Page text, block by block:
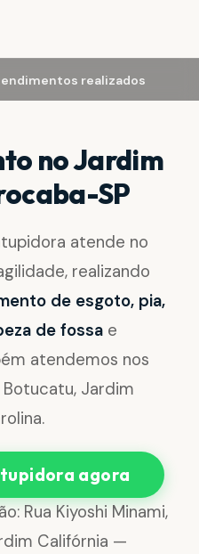
realizados
no Jardim
SP
atende no
realizando
de esgoto, pia,
de fossa e
atendemos nos
Jardim
agora
Rua Kiyoshi Minami,
Califórnia —